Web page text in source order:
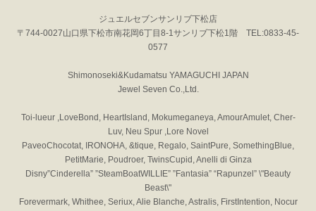
ジュエルセブンサンリブ下松店
〒744-0027山口県下松市南花岡6丁目8-1サンリブ下松1階 TEL:0833-45-
0577
Shimonoseki&Kudamatsu YAMAGUCHI JAPAN
Jewel Seven Co.,Ltd.
Toi-lueur ,LoveBond, HeartIsland, Mokumeganeya, AmourAmulet, Cher-
Luv, Neu Spur ,Lore Novel
PaveoChocotat, IRONOHA, &tique, Regalo, SaintPure, SomethingBlue,
PetitMarie, Poudroer, TwinsCupid, Anelli di Ginza
Disny”Cinderella” ”SteamBoatWILLIE” ”Fantasia” “Rapunzel” \"Beauty
Beast\"
Forevermark, Whithee, Seriux, Alie Blanche, Astralis, FirstIntention, Nocur